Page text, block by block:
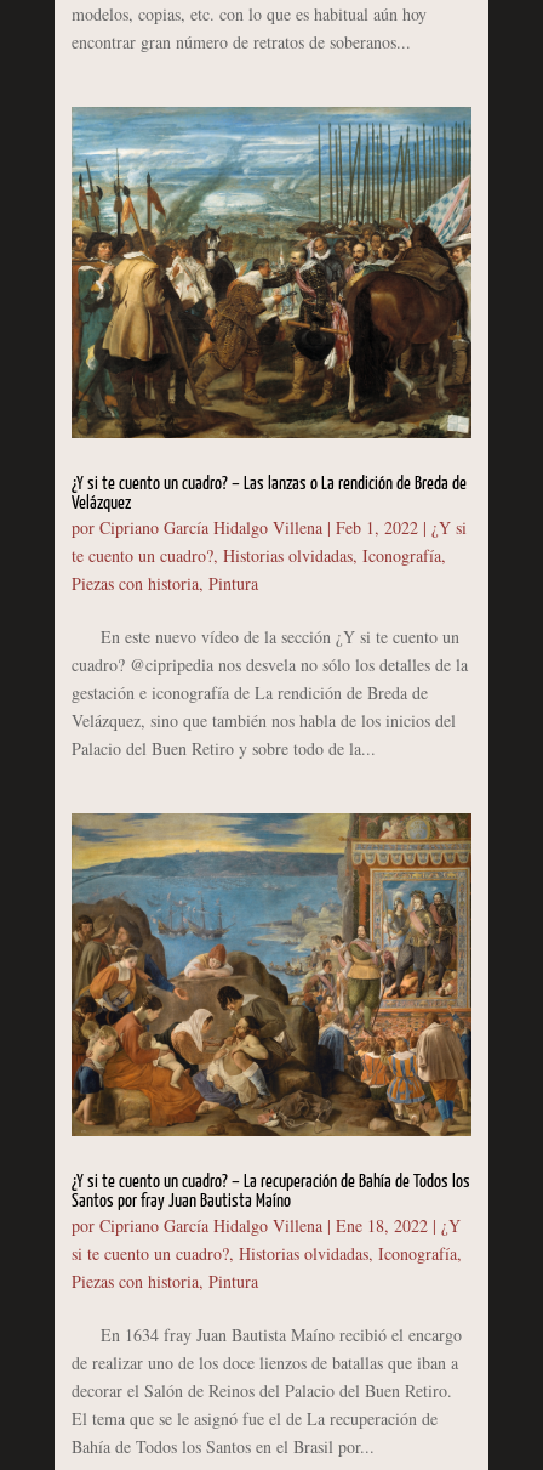
modelos, copias, etc. con lo que es habitual aún hoy
encontrar gran número de retratos de soberanos...
¿Y si te cuento un cuadro? – Las lanzas o La rendición de Breda de
Velázquez
por Cipriano García Hidalgo Villena| Feb 1, 2022| ¿Y si
te cuento un cuadro?, Historias olvidadas, Iconografía,
Piezas con historia, Pintura
En este nuevo vídeo de la sección ¿Y si te cuento un
cuadro? @cipripedia nos desvela no sólo los detalles de la
gestación e iconografía de La rendición de Breda de
Velázquez, sino que también nos habla de los inicios del
Palacio del Buen Retiro y sobre todo de la...
¿Y si te cuento un cuadro? – La recuperación de Bahía de Todos los
Santos por fray Juan Bautista Maíno
por Cipriano García Hidalgo Villena| Ene 18, 2022| ¿Y
si te cuento un cuadro?, Historias olvidadas, Iconografía,
Piezas con historia, Pintura
En 1634 fray Juan Bautista Maíno recibió el encargo
de realizar uno de los doce lienzos de batallas que iban a
decorar el Salón de Reinos del Palacio del Buen Retiro.
El tema que se le asignó fue el de La recuperación de
Bahía de Todos los Santos en el Brasil por...